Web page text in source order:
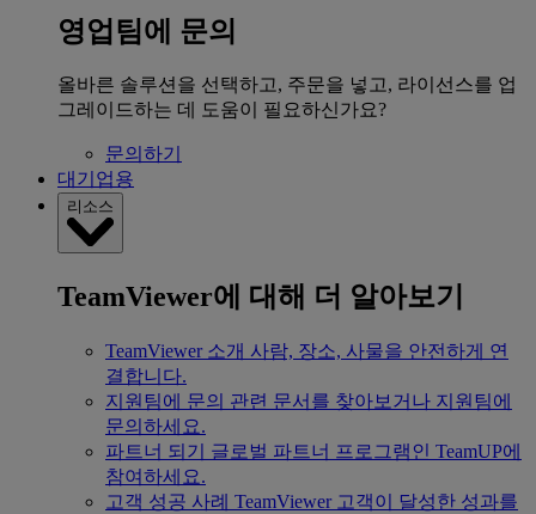
영업팀에 문의
올바른 솔루션을 선택하고, 주문을 넣고, 라이선스를 업
그레이드하는 데 도움이 필요하신가요?
문의하기
대기업용
리소스
TeamViewer에 대해 더 알아보기
TeamViewer 소개 사람, 장소, 사물을 안전하게 연
결합니다.
지원팀에 문의 관련 문서를 찾아보거나 지원팀에
문의하세요.
파트너 되기
글로벌 파트너 프로그램인 TeamUP에
참여하세요.
고객 성공 사례 TeamViewer 고객이 달성한 성과를